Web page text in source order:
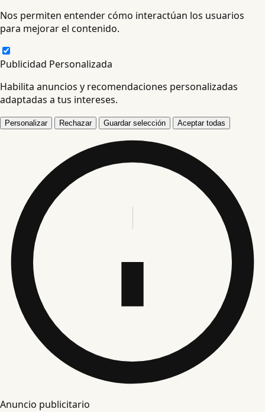
Nos permiten entender cómo interactúan los usuarios
para mejorar el contenido.
Publicidad Personalizada
Habilita anuncios y recomendaciones personalizadas
adaptadas a tus intereses.
Personalizar Rechazar Guardar selección Aceptar todas
Anuncio publicitario